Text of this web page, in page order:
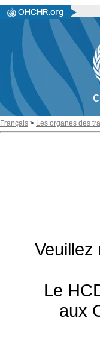
Français > Les organes des
Veuillez
Le
aux